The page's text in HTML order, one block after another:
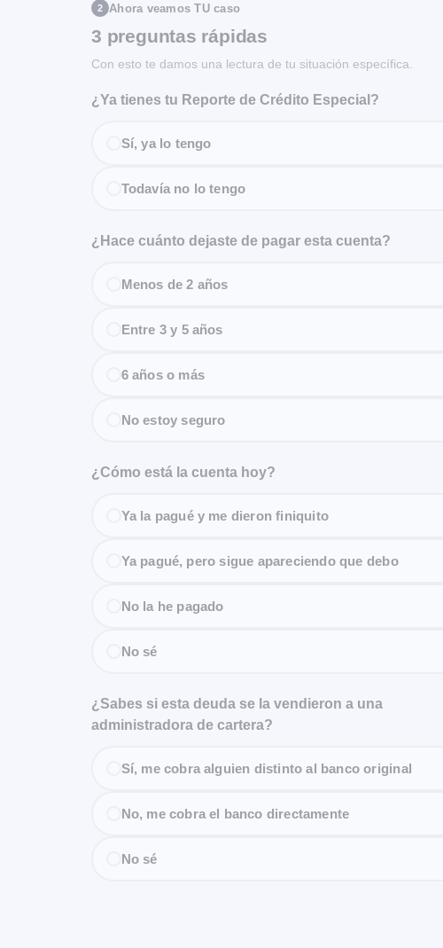
2 Ahora veamos TU caso
3 preguntas rápidas
Con esto te damos una lectura de tu situación específica.
¿Ya tienes tu Reporte de Crédito Especial?
Sí, ya lo tengo
Todavía no lo tengo
¿Hace cuánto dejaste de pagar esta cuenta?
Menos de 2 años
Entre 3 y 5 años
6 años o más
No estoy seguro
¿Cómo está la cuenta hoy?
Ya la pagué y me dieron finiquito
Ya pagué, pero sigue apareciendo que debo
No la he pagado
No sé
¿Sabes si esta deuda se la vendieron a una
administradora de cartera?
Sí, me cobra alguien distinto al banco original
No, me cobra el banco directamente
No sé